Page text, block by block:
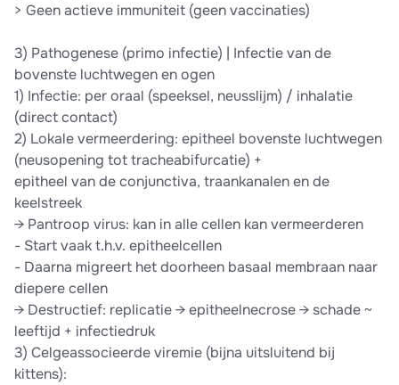
> Geen actieve immuniteit (geen vaccinaties)
3) Pathogenese (primo infectie) | Infectie van de
bovenste luchtwegen en ogen
1) Infectie: per oraal (speeksel, neusslijm) / inhalatie
(direct contact)
2) Lokale vermeerdering: epitheel bovenste luchtwegen
(neusopening tot tracheabifurcatie) +
epitheel van de conjunctiva, traankanalen en de
keelstreek
→ Pantroop virus: kan in alle cellen kan vermeerderen
- Start vaak t.h.v. epitheelcellen
- Daarna migreert het doorheen basaal membraan naar
diepere cellen
→ Destructief: replicatie → epitheelnecrose → schade ~
leeftijd + infectiedruk
3) Celgeassocieerde viremie (bijna uitsluitend bij
kittens):